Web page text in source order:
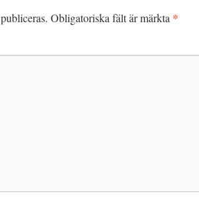
Obligatoriska fält är märkta *